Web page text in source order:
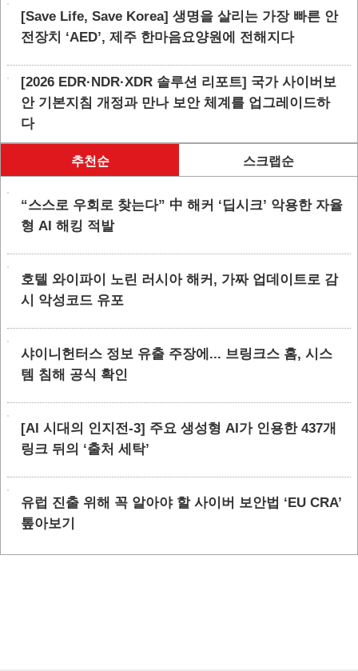
[Save Life, Save Korea] 생명을 살리는 가장 빠른 안
전장치 ‘AED’, 제주 한마음요양원에 전해지다
[2026 EDR·NDR·XDR 솔루션 리포트] 국가 사이버보
안 기본지침 개정과 만나 보안 체계를 업그레이드하
다
추천순 스크랩순
“스스로 우회로 찾는다” 中 해커 ‘딥시크’ 악용한 자율
형 AI 해킹 적발
호텔 와이파이 노린 러시아 해커, 가짜 업데이트로 감
시 악성코드 유포
샤이니헌터스 정보 유출 주장에... 브링크스 홈, 시스
템 침해 공식 확인
[AI 시대의 인지전-3] 주요 생성형 AI가 인용한 437개
링크 뒤의 ‘출처 세탁’
유럽 진출 위해 꼭 알아야 할 사이버 보안법 ‘EU CRA’
톺아보기